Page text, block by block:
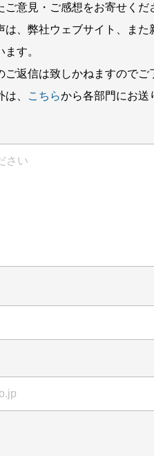
意見・ご感想をお寄せくだ
は、弊社ウェブサイト、また
す。
返信は致しかねますのでご
、
こちらから各部門にお送